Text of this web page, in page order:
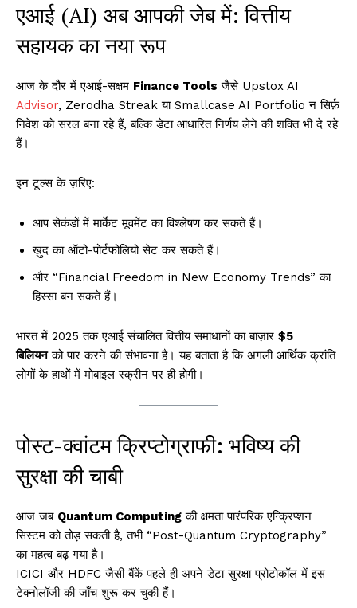
एआई (AI) अब आपकी जेब में: वित्तीय
सहायक का नया रूप
आज के दौर में एआई-सक्षम Finance Tools जैसे Upstox AI
Advisor, Zerodha Streak या Smallcase AI Portfolio न सिर्फ़
निवेश को सरल बना रहे हैं, बल्कि डेटा आधारित निर्णय लेने की शक्ति भी दे रहे
हैं।
इन टूल्स के ज़रिए:
आप सेकंडों में मार्केट मूवमेंट का विश्लेषण कर सकते हैं।
ख़ुद का ऑटो-पोर्टफोलियो सेट कर सकते हैं।
और “Financial Freedom in New Economy Trends” का
हिस्सा बन सकते हैं।
भारत में 2025 तक एआई संचालित वित्तीय समाधानों का बाज़ार $5
बिलियनको पार करने की संभावना है। यह बताता है कि अगली आर्थिक क्रांति
लोगों के हाथों में मोबाइल स्क्रीन पर ही होगी।
पोस्ट-क्वांटम क्रिप्टोग्राफी: भविष्य की
सुरक्षा की चाबी
आज जब Quantum Computing की क्षमता पारंपरिक एन्क्रिप्शन
सिस्टम को तोड़ सकती है, तभी “Post-Quantum Cryptography”
का महत्व बढ़ गया है।
ICICI और HDFC जैसी बैंकें पहले ही अपने डेटा सुरक्षा प्रोटोकॉल में इस
टेक्नोलॉजी की जाँच शुरू कर चुकी हैं।